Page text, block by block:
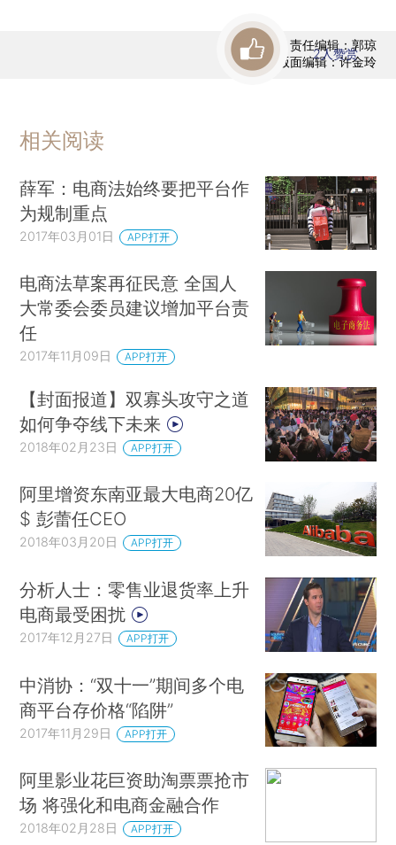
责任编辑：郭琼
版面编辑：许金玲
2人赞赏
相关阅读
薛军：电商法始终要把平台作
为规制重点
2017年03月01日 APP打开
电商法草案再征民意 全国人
大常委会委员建议增加平台责
任
2017年11月09日 APP打开
【封面报道】双寡头攻守之道
如何争夺线下未来
2018年02月23日 APP打开
阿里增资东南亚最大电商20亿
$ 彭蕾任CEO
2018年03月20日 APP打开
分析人士：零售业退货率上升
电商最受困扰
2017年12月27日 APP打开
中消协：“双十一”期间多个电
商平台存价格“陷阱”
2017年11月29日 APP打开
阿里影业花巨资助淘票票抢市
场 将强化和电商金融合作
2018年02月28日 APP打开